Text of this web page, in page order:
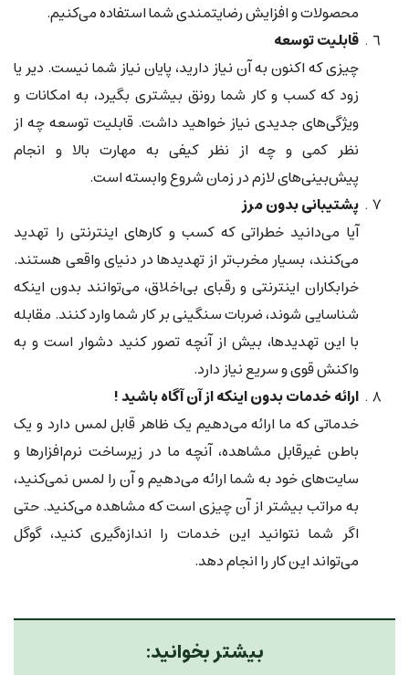
محصولات و افزایش رضایتمندی شما استفاده می‌کنیم.
قابلیت توسعه
چیزی که اکنون به آن نیاز دارید، پایان نیاز شما نیست. دیر یا
زود که کسب و کار شما رونق بیشتری بگیرد، به امکانات و
ویژگی‌های جدیدی نیاز خواهید داشت. قابلیت توسعه چه از
نظر کمی و چه از نظر کیفی به مهارت بالا و انجام
پیش‌بینی‌های لازم در زمان شروع وابسته است.
پشتیبانی بدون مرز
آیا می‌دانید خطراتی که کسب و کارهای اینترنتی را تهدید
می‌کنند، بسیار مخرب‌تر از تهدیدها در دنیای واقعی هستند.
خرابکاران اینترنتی و رقبای بی‌اخلاق، می‌توانند بدون اینکه
شناسایی شوند، ضربات سنگینی بر کار شما وارد کنند. مقابله
با این تهدیدها، بیش از آنچه تصور کنید دشوار است و به
واکنش قوی و سریع نیاز دارد.
ارائه خدمات بدون اینکه از آن آگاه باشید !
خدماتی که ما ارائه می‌دهیم یک ظاهر قابل لمس دارد و یک
باطن غیرقابل مشاهده، آنچه ما در زیرساخت نرم‌افزارها و
سایت‌های خود به شما ارائه می‌دهیم و آن را لمس نمی‌کنید،
به مراتب بیشتر از آن چیزی است که مشاهده می‌کنید. حتی
اگر شما نتوانید این خدمات را اندازه‌گیری کنید، گوگل
می‌تواند این کار را انجام دهد.
بیشتر بخوانید: